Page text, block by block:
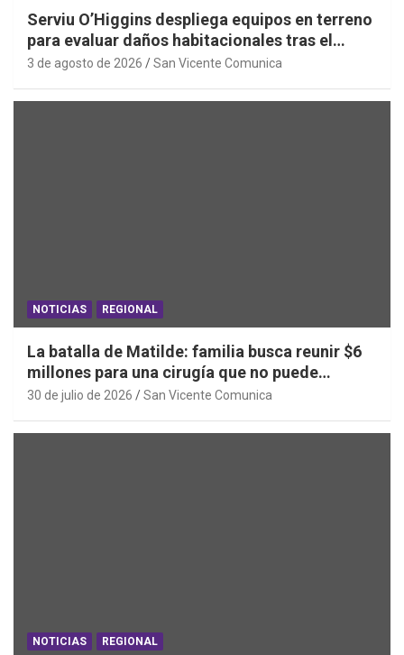
Serviu O’Higgins despliega equipos en terreno
para evaluar daños habitacionales tras el
Sistema Frontal
3 de agosto de 2026 San Vicente Comunica
NOTICIAS REGIONAL
La batalla de Matilde: familia busca reunir $6
millones para una cirugía que no puede
esperar
30 de julio de 2026 San Vicente Comunica
NOTICIAS REGIONAL